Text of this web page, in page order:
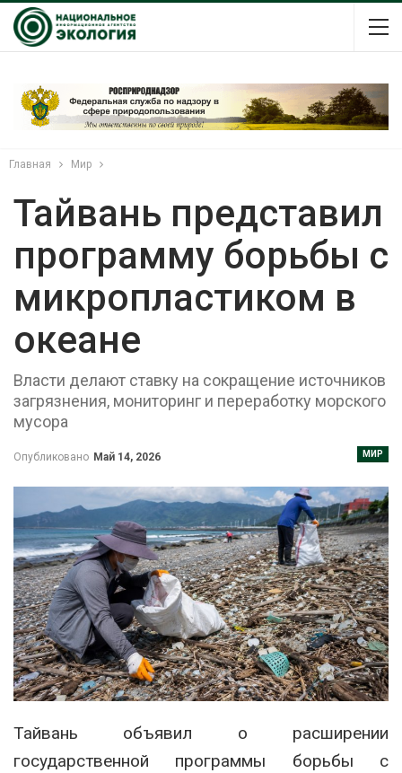
Главная Мир
Тайвань представил
программу борьбы с
микропластиком в
океане
Власти делают ставку на сокращение источников
загрязнения, мониторинг и переработку морского
мусора
МИР
Опубликовано Май 14, 2026
Тайвань объявил о расширении
государственной программы борьбы с